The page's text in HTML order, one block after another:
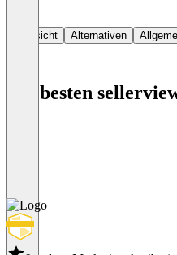
Übersicht Alternativen
Die besten